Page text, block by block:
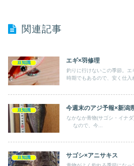
関連記事
豆知識 エギ×羽修理
釣りに行けないこの季節。
時期でもあるので、安く仕入
豆知識 今週末のアジ予報×新潟
なかなか青物(サゴシ・イナ
なので、今...
豆知識 サゴシ×アニサキス